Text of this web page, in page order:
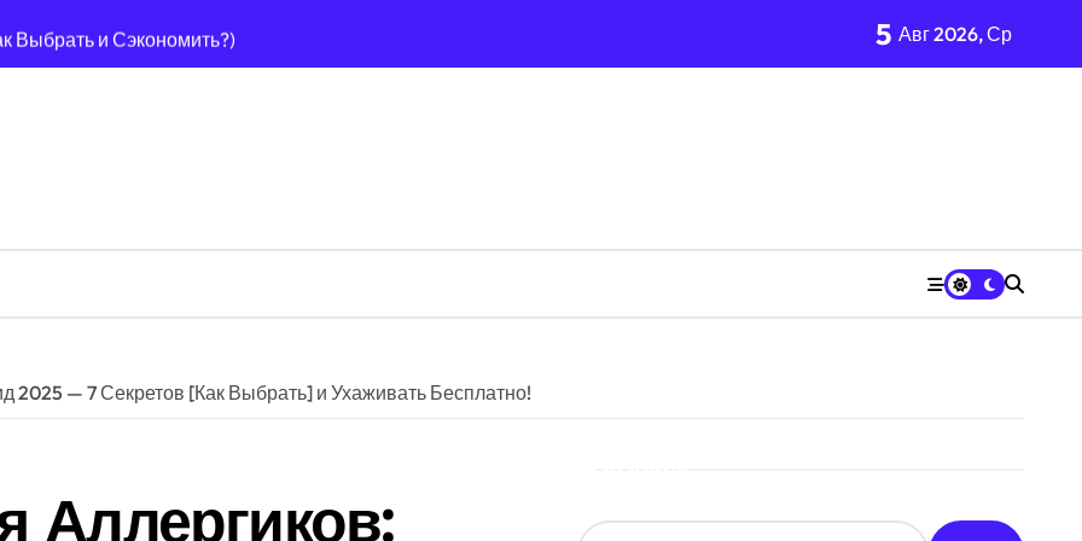
Выбрать и Сэкономить?)
+ 7 Советов) Для Шерсти?
Гид По Выбору + Советы Эксперта!
Газона!
Гид + Секреты Чистой Воды!
(IPX4+), Гид По Выбору!
5 Авг 2026, Ср
2025 — 7 Секретов [Как Выбрать] и Ухаживать Бесплатно!
Аллергиков: